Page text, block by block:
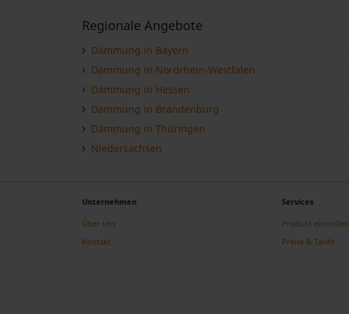
Regionale Angebote
Dämmung in Bayern
Dämmung in Nordrhein-Westfalen
Dämmung in Hessen
Dämmung in Brandenburg
Dämmung in Thüringen
Niedersachsen
Unternehmen
Über uns
Kontakt
Services
Produkt einstellen
Preise & Tarife